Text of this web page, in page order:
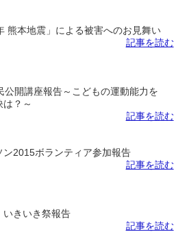
熊本地震」による被害へのお見舞い
記事を読む
公開講座報告～こどもの運動能力を
は？～
記事を読む
ン2015ボランティア参加報告
記事を読む
いきいき祭報告
記事を読む